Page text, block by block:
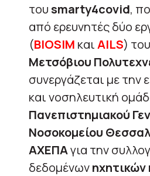
τουsmarty4covid,
από ερευνητές δύο
(BIOSIM καιAILS) του
Μετσόβιου
συνεργάζεται με την
και νοσηλευτική
Πανεπιστημιακού
Νοσοκομείου
ΑΧΕΠΑγια την
δεδομένων